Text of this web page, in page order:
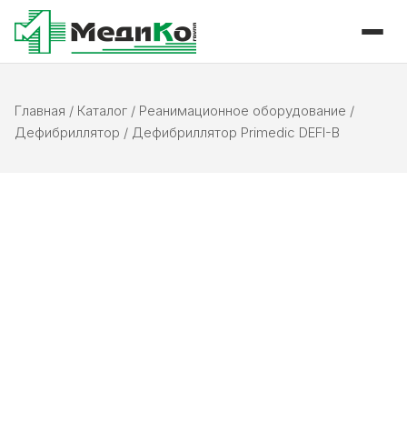
Главная / Каталог / Реанимационное оборудование /
Дефибриллятор / Дефибриллятор Primedic DEFI-B